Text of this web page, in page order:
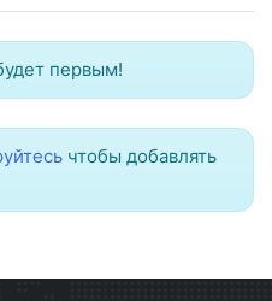
первым!
чтобы добавлять